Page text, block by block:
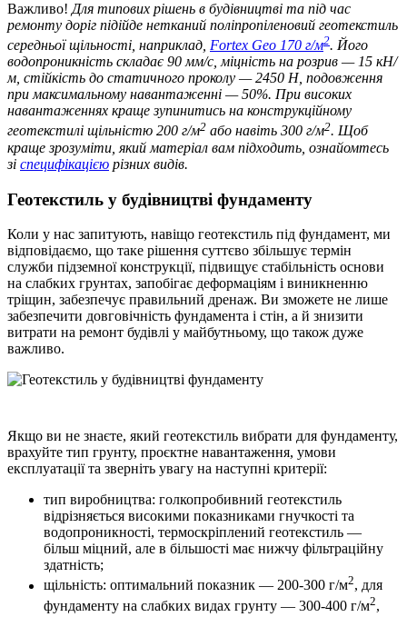
Важливо! Для типових рішень в будівництві та під час
ремонту доріг підійде нетканий поліпропіленовий геотекстиль
середньої щільності, наприклад, Fortex Geo 170 г/м2. Його
водопроникність складає 90 мм/с, міцність на розрив — 15 кН/
м, стійкість до статичного проколу — 2450 Н, подовження
при максимальному навантаженні — 50%. При високих
навантаженнях краще зупинитись на конструкційному
геотекстилі щільністю 200 г/м2 або навіть 300 г/м2. Щоб
краще зрозуміти, який матеріал вам підходить, ознайомтесь
зі специфікацією різних видів.
Геотекстиль у будівництві фундаменту
Коли у нас запитують, навіщо геотекстиль під фундамент, ми
відповідаємо, що таке рішення суттєво збільшує термін
служби підземної конструкції, підвищує стабільність основи
на слабких грунтах, запобігає деформаціям і виникненню
тріщин, забезпечує правильний дренаж. Ви зможете не лише
забезпечити довговічність фундамента і стін, а й знизити
витрати на ремонт будівлі у майбутньому, що також дуже
важливо.
Якщо ви не знаєте, який геотекстиль вибрати для фундаменту,
врахуйте тип грунту, проєктне навантаження, умови
експлуатації та зверніть увагу на наступні критерії:
тип виробництва: голкопробивний геотекстиль
відрізняється високими показниками гнучкості та
водопроникності, термоскріплений геотекстиль —
більш міцний, але в більшості має нижчу фільтраційну
здатність;
щільність: оптимальний показник — 200-300 г/м2, для
фундаменту на слабких видах грунту — 300-400 г/м2,